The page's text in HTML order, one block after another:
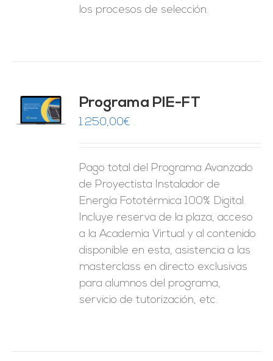
los procesos de selección.
Programa PIE-FT
1.250,00€
Pago total del Programa Avanzado
de Proyectista Instalador de
Energía Fototérmica 100% Digital.
Incluye reserva de la plaza, acceso
a la Academia Virtual y al contenido
disponible en esta, asistencia a las
masterclass en directo exclusivas
para alumnos del programa,
servicio de tutorización, etc.